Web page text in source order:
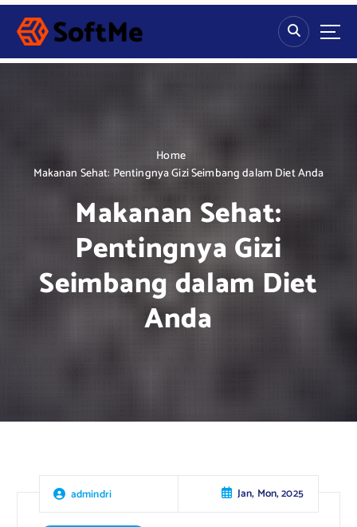
S
p
Home
Makanan Sehat: Pentingnya Gizi Seimbang dalam Diet Anda
Makanan Sehat:
Pentingnya Gizi
Seimbang dalam Diet
Anda
admindri Jan, Mon, 2025